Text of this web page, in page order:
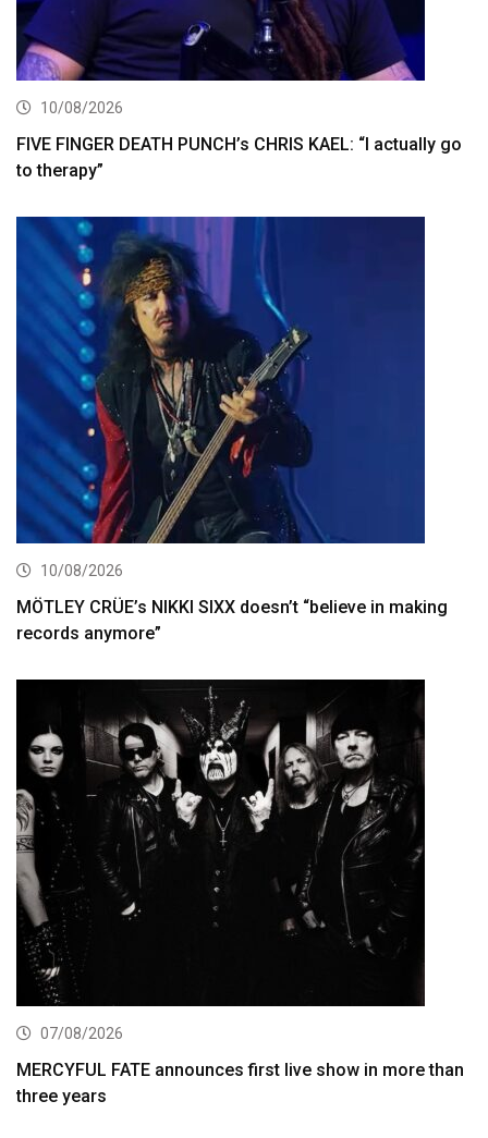
10/08/2026
FIVE FINGER DEATH PUNCH’s CHRIS KAEL: “I actually go
to therapy”
10/08/2026
MÖTLEY CRÜE’s NIKKI SIXX doesn’t “believe in making
records anymore”
07/08/2026
MERCYFUL FATE announces first live show in more than
three years